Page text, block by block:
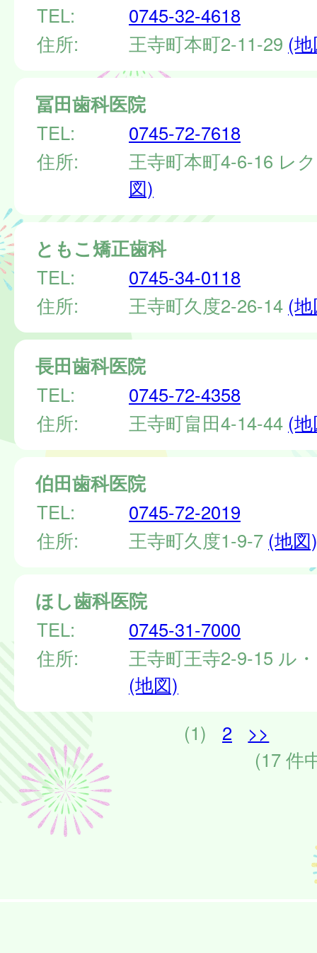
TEL:
0745-32-4618
住所:
王寺町本町2-11-29 (
冨田歯科医院
TEL:
0745-72-7618
住所:
王寺町本町4-6-16 レ
図)
ともこ矯正歯科
TEL:
0745-34-0118
住所:
王寺町久度2-26-14 (
長田歯科医院
TEL:
0745-72-4358
住所:
王寺町畠田4-14-44 (
伯田歯科医院
TEL:
0745-72-2019
住所:
王寺町久度1-9-7 (地図)
ほし歯科医院
TEL:
0745-31-7000
住所:
王寺町王寺2-9-15 ル
(地図)
(1)
2
>>
(17 件